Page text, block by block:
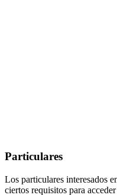
Particulares
Los particulares interesados
ciertos requisitos para